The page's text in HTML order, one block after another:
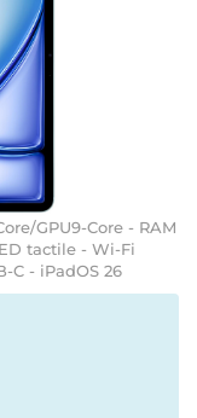
GPU9-Core - RAM
tactile - Wi-Fi
C - iPadOS 26